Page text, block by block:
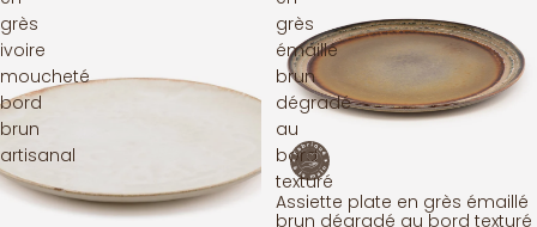
grès
ivoire
moucheté
bord
brun
artisanal
grès
émaillé
brun
dégradé
au
bord
texturé
Assiette plate en grès émaillé
brun dégradé au bord texturé